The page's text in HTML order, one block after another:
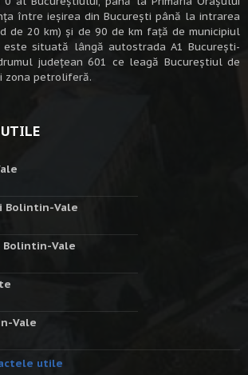
între ieșirea din București până la intrarea
de 20 km) şi de 90 de km faţă de municipiul
este situată lângă autostrada A1 Bucureşti-
judeţean 601 ce leagă Bucureştiul de
zona petroliferă.
Bolintin-Vale
Bolintin-Vale
Vale
utile